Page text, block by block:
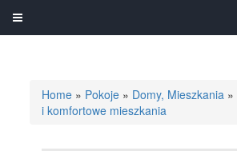
Home » Pokoje » Domy, Mieszkania »
i komfortowe mieszkania